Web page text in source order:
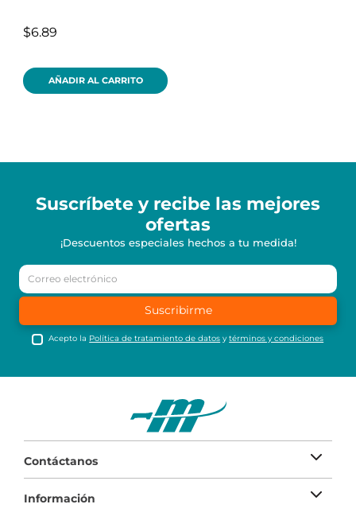
$6.89
AÑADIR AL CARRITO
Suscríbete y recibe las mejores
ofertas
¡Descuentos especiales hechos a tu medida!
Suscribirme
Acepto la Política de tratamiento de datos ytérminos y condiciones
Contáctanos
Información